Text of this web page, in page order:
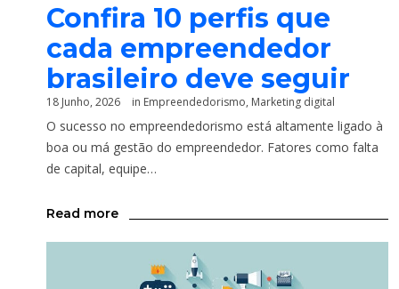
Confira 10 perfis que
cada empreendedor
brasileiro deve seguir
18 Junho, 2026 in Empreendedorismo, Marketing digital
O sucesso no empreendedorismo está altamente ligado à
boa ou má gestão do empreendedor. Fatores como falta
de capital, equipe…
Read more